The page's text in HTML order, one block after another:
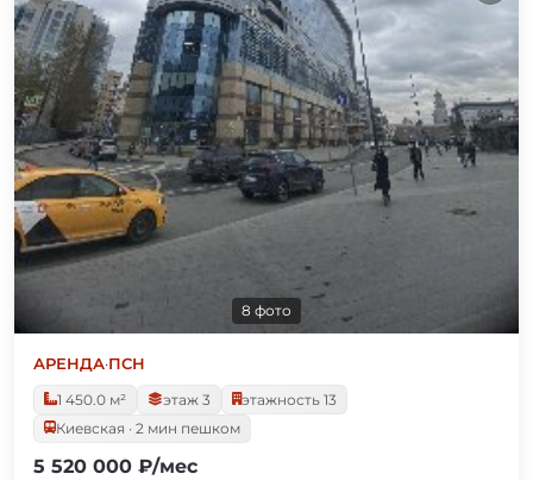
8 фото
АРЕНДА·ПСН
1 450.0 м²
этаж 3
этажность 13
Киевская · 2 мин пешком
5 520 000 ₽/мес